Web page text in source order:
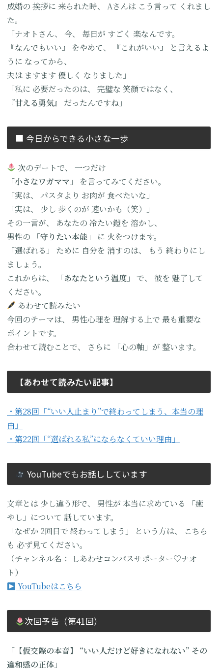
成婚の 挨拶に 来られた時、 Aさんは こう言って くれまし
た。
「ナオトさん、
今、 毎日が すごく 楽なんです。
『なんでもいい』
をやめて、 『これがいい』
と言えるよ
うに なってから、
夫は ますます 優しく なりました」
「私に 必要だったのは、 完璧な 笑顔ではなく、
『甘える勇気』
だったんですね」
■ 今日からできる小さな一歩
次のデートで、
一つだけ
「小さなワガママ」
を言ってみてください。
「実は、
パスタより お肉が 食べたいな」
「実は、
少し 歩くのが 速いかも（笑）」
その一言が、
あなたの 冷たい鎧を 溶かし、
男性の
「守りたい本能」 に 火をつけます。
「選ばれる」
ために 自分を 消すのは、 もう 終わりにし
ましょう。
これからは、
「あなたという温度」 で、 彼を 魅了して
ください。
あわせて読みたい
今回のテーマは、
男性心理を 理解する上で 最も重要な
ポイントです。
合わせて読むことで、
さらに 「心の軸」が 整います。
【あわせて読みたい記事】
・第28回「“いい人止まり”で終わってしまう、本当の理
由」
・第22回「“選ばれる私”にならなくていい理由」
YouTubeでもお話ししています
文章とは 少し違う形で、 男性が 本当に求めている
「癒
やし」について 話しています。
「なぜか 2回目で 終わってしまう」 という方は、
こちら
も 必ず見てください。
（チャンネル名：
しあわせコンパスサポーター♡ナオ
ト）
YouTubeはこちら
次回予告（第41回）
「【仮交際の本音】 “いい人だけど好きになれない” その
違和感の正体」